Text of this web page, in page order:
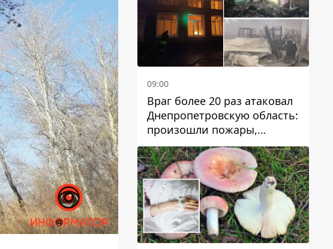
09:00
Враг более 20 раз атаковал
Днепропетровскую область:
произошли пожары,
повреждены дома,
инфраструктура и авто